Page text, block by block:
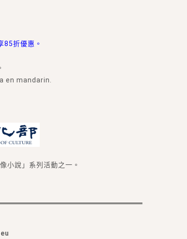
85折優惠。
en mandarin.
小說」系列活動之一。